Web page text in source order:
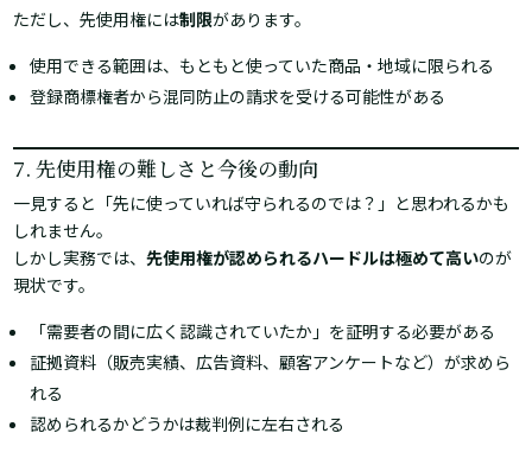
ただし、先使用権には制限があります。
使用できる範囲は、もともと使っていた商品・地域に限られる
登録商標権者から混同防止の請求を受ける可能性がある
7. 先使用権の難しさと今後の動向
一見すると「先に使っていれば守られるのでは？」と思われるかも
しれません。
しかし実務では、先使用権が認められるハードルは極めて高いのが
現状です。
「需要者の間に広く認識されていたか」を証明する必要がある
証拠資料（販売実績、広告資料、顧客アンケートなど）が求めら
れる
認められるかどうかは裁判例に左右される